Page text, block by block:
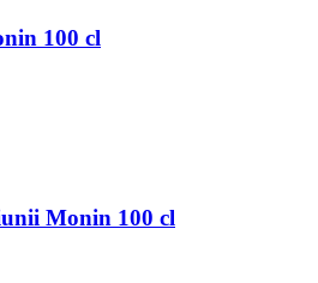
100 cl
Monin 100 cl